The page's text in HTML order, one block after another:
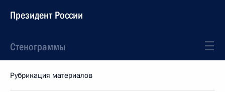
Президент России
Стенограммы
Рубрикация материалов